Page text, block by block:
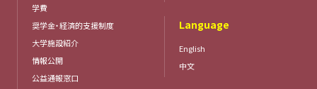
学費
奨学金・経済的支援制度
大学施設紹介
情報公開
公益通報窓口
Language
English
中文